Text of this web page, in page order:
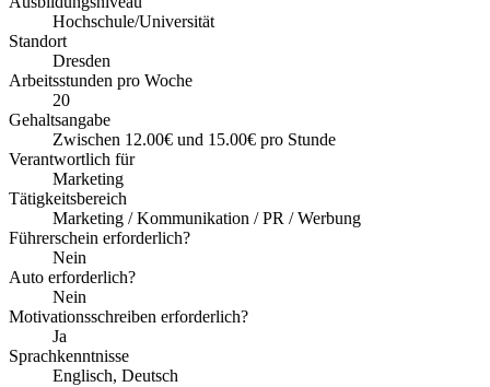
Hochschule/Universität
Standort
Dresden
Arbeitsstunden pro Woche
20
Gehaltsangabe
Zwischen 12.00€ und 15.00€ pro Stunde
Verantwortlich für
Marketing
Tätigkeitsbereich
Marketing / Kommunikation / PR / Werbung
Führerschein erforderlich?
Nein
Auto erforderlich?
Nein
Motivationsschreiben erforderlich?
Ja
Sprachkenntnisse
Englisch, Deutsch